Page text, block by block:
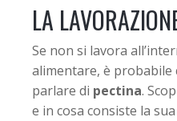
LA
Se non si lavora
alimentare, è probabile
parlare di pectina.
e in cosa consiste la